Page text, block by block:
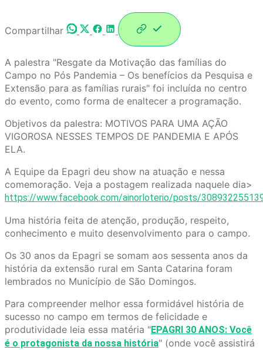
Compartilhar
A palestra "Resgate da Motivação das famílias do
Campo no Pós Pandemia – Os benefícios da Pesquisa e
Extensão para as famílias rurais" foi incluída no centro
do evento, como forma de enaltecer a programação.
Objetivos da palestra: MOTIVOS PARA UMA AÇÃO
VIGOROSA NESSES TEMPOS DE PANDEMIA E APÓS
ELA.
A Equipe da Epagri deu show na atuação e nessa
comemoração. Veja a postagem realizada naquele dia>
https://www.facebook.com/ainorloterio/posts/
Uma história feita de atenção, produção, respeito,
conhecimento e muito desenvolvimento para o campo.
Os 30 anos da Epagri se somam aos sessenta anos da
história da extensão rural em Santa Catarina foram
lembrados no Município de São Domingos.
Para compreender melhor essa formidável história de
sucesso no campo em termos de felicidade e
produtividade leia essa matéria "EPAGRI 30 ANOS: Você
é o protagonista da nossa história" (onde você assistirá